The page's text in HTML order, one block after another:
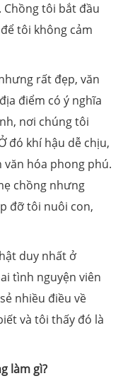
tôi bắt đầu
tôi không cảm
rất đẹp, văn
điểm có ý nghĩa
nơi chúng tôi
đó khí hậu dễ ​​chịu,
văn hóa phong phú.
chồng nhưng
đỡ tôi nuôi con,
duy nhất ở
tình nguyện viên
nhiều điều về
và tôi thấy đó là
làm gì?